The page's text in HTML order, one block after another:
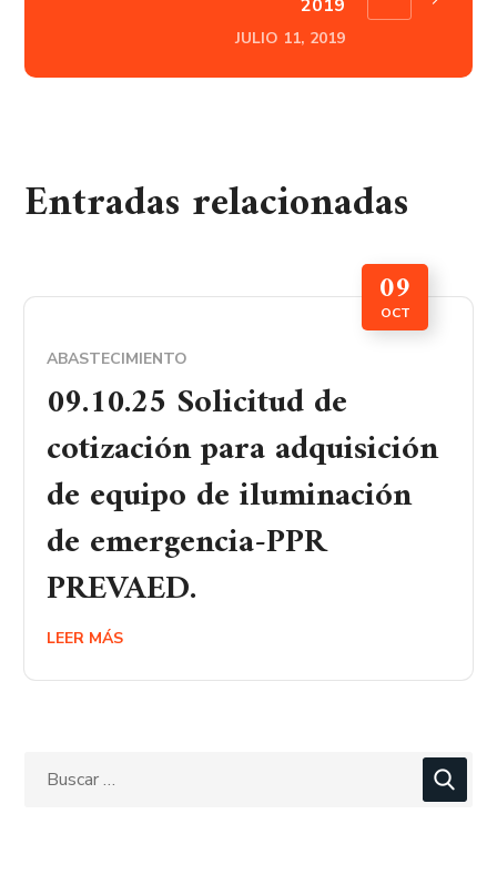
2019
JULIO 11, 2019
Entradas relacionadas
09
OCT
ABASTECIMIENTO
09.10.25 Solicitud de
cotización para adquisición
de equipo de iluminación
de emergencia-PPR
PREVAED.
LEER MÁS